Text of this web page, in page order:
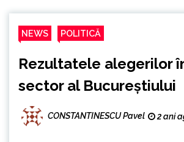
NEWS POLITICĂ
Rezultatele alegerilor
sector al Bucureștiului
CONSTANTINESCU Pavel 2 ani